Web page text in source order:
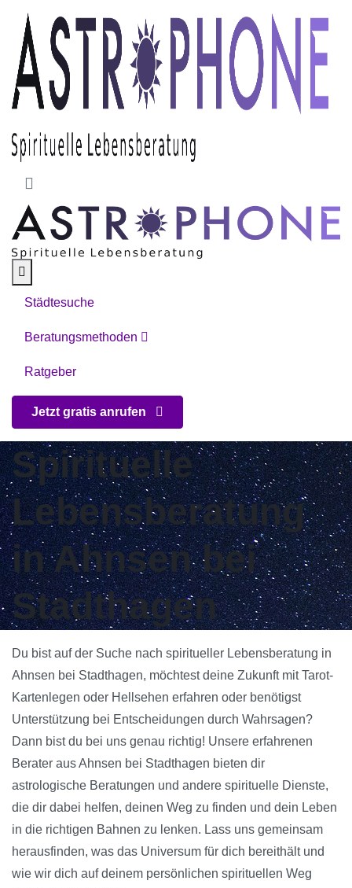
Skip to main content
Städtesuche
Beratungsmethoden
Ratgeber
Jetzt gratis anrufen
Spirituelle
Lebensberatung
in Ahnsen bei
Stadthagen
Du bist auf der Suche nach spiritueller Lebensberatung in
Ahnsen bei Stadthagen, möchtest deine Zukunft mit Tarot-
Kartenlegen oder Hellsehen erfahren oder benötigst
Unterstützung bei Entscheidungen durch Wahrsagen?
Dann bist du bei uns genau richtig! Unsere erfahrenen
Berater aus Ahnsen bei Stadthagen bieten dir
astrologische Beratungen und andere spirituelle Dienste,
die dir dabei helfen, deinen Weg zu finden und dein Leben
in die richtigen Bahnen zu lenken. Lass uns gemeinsam
herausfinden, was das Universum für dich bereithält und
wie wir dich auf deinem persönlichen spirituellen Weg